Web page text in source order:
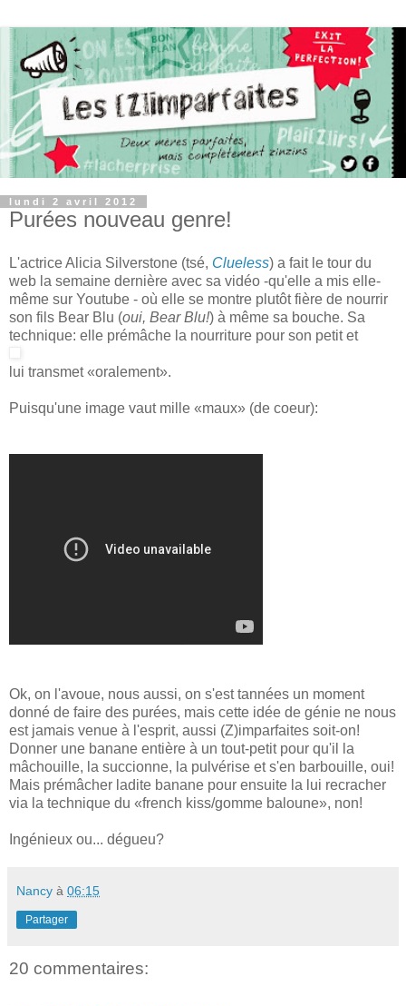
lundi 2 avril 2012
Purées nouveau genre!
L'actrice Alicia Silverstone (tsé, Clueless) a fait le tour du
web la semaine dernière avec sa vidéo -qu'elle a mis elle-
même sur Youtube - où elle se montre plutôt fière de nourrir
son fils Bear Blu (oui, Bear Blu!) à même sa bouche. Sa
technique: elle prémâche la nourriture pour son petit et
lui transmet «oralement».
Puisqu'une image vaut mille «maux» (de coeur):
Ok, on l'avoue, nous aussi, on s'est tannées un moment
donné de faire des purées, mais cette idée de génie ne nous
est jamais venue à l'esprit, aussi (Z)imparfaites soit-on!
Donner une banane entière à un tout-petit pour qu'il la
mâchouille, la succionne, la pulvérise et s'en barbouille, oui!
Mais prémâcher ladite banane pour ensuite la lui recracher
via la technique du «french kiss/gomme baloune», non!
Ingénieux ou... dégueu?
Nancy à 06:15
Partager
20 commentaires: